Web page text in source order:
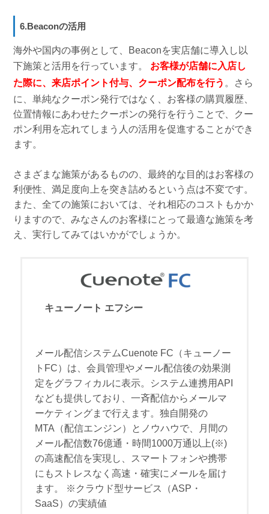
6.Beaconの活用
海外や国内の事例として、Beaconを実店舗に導入し以
下施策と活用を行っています。 お客様が店舗に入店し
た際に、来店ポイント付与、クーポン配布を行う 。さら
に、単純なクーポン発行ではなく、お客様の購買履歴、
位置情報にあわせたクーポンの発行を行うことで、クー
ポン利用を忘れてしまう人の活用を促進することができ
ます。
さまざまな施策があるものの、最終的な目的はお客様の
利便性、満足度向上を突き詰めるという点は不変です。
また、全ての施策においては、それ相応のコストもかか
りますので、みなさんのお客様にとって最適な施策を考
え、実行してみてはいかがでしょうか。
キューノート エフシー
メール配信システムCuenote FC（キューノー
トFC）は、会員管理やメール配信後の効果測
定をグラフィカルに表示。システム連携用API
なども提供しており、一斉配信からメールマ
ーケティングまで行えます。独自開発の
MTA（配信エンジン）とノウハウで、月間の
メール配信数76億通・時間1000万通以上(※)
の高速配信を実現し、スマートフォンや携帯
にもストレスなく高速・確実にメールを届け
ます。 ※クラウド型サービス（ASP・
SaaS）の実績値